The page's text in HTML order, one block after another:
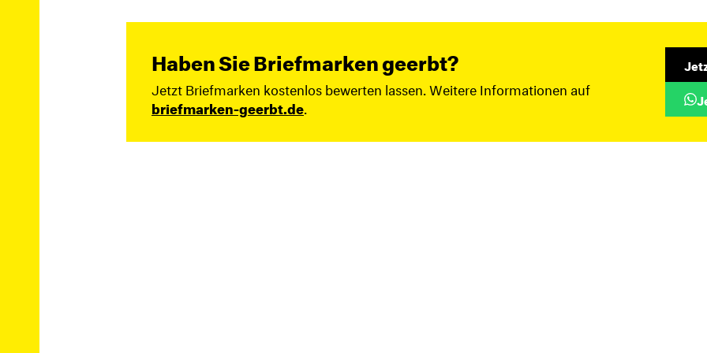
Haben Sie Briefmarken geerbt?
Jetzt Briefmarken kostenlos bewerten lassen. Weitere Informationen auf
briefmarken-geerbt.de